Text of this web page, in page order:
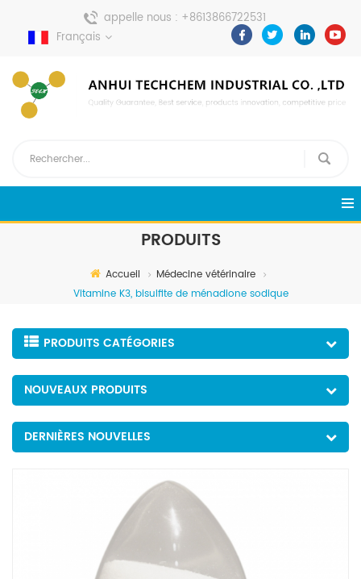
appelle nous : +8613866722531
envoyer un message :
pweiping@techemi.com
Français
PRODUITS
Accueil
Médecine vétérinaire
Vitamine K3, bisulfite de ménadione sodique
PRODUITS CATÉGORIES
NOUVEAUX PRODUITS
DERNIÈRES NOUVELLES